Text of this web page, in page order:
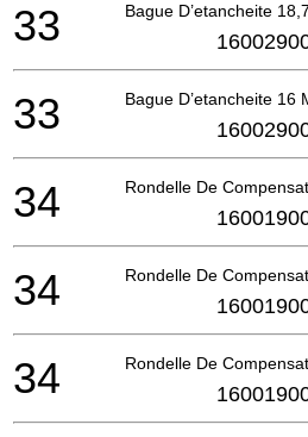
Bague D’etancheite
33
Bague D’etancheite 16
33
Rondelle De
34
Rondelle De
34
Rondelle De
34